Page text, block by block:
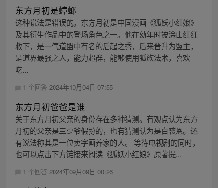
东方月初是蟑螂
这种说法是错误的。东方月初是中国漫画《狐妖小红娘》
及其衍生作品中的登场角色之一。他在幼年时被涂山红红
救下，是一气道盟中有名的后起之秀，后来晋升为盟主，
是道界最强之人，能力超群，能够使用狐族法术，喜欢
吃...
1 个回答 2024年10月04日 07:55
东方月初爸爸是谁
关于东方月初父亲的身份存在多种猜测。有观点认为东方
月初的父亲是三少爷假扮的，也有猜测认为是白裘恩。还
有说法称其是一位卖字画养家的人。 等待电视剧的同时，
也可以点击下方链接来阅读《狐妖小红娘》原著提...
1 个回答 2024年09月09日 00:26